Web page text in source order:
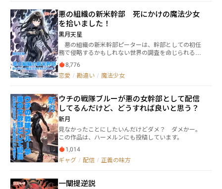
たほぼ同名短編の連載版です。 この小説は小説家に
なろう、カクヨム、ハーメルン等で先行投稿していま
す。
悪の組織の新米幹部 死にかけの魔法少女
を拾いました！
黒月天星
悪の組織の新米幹部ピーターは、幹部としての初任
務で侵略するかもしれない世界の調査を命じられる。
しかしそこは、魔法少女と怪物が戦い合う恐ろしい
世界だった。 そんな中、偶然ピーターは目の前で死
にかける一人の魔法少女を悪の組織として（治療のた
してきなさい」 「（治療の為に色々やらかしたからほ
とぼりが冷めるまで）嫌です！」 これは、悪ではあ
るけど非情には成り切れない新米幹部がつづる調査記
録。 この作品は小説家になろう、カクヨム、ハーメ
ルン等で先行公開しています。
8,776
恋愛 / 勘違い / 魔法少女
ウチの戦隊ブルーが悪の女幹部として配信
してるんだけど、どうすれば良いと思う？
新月
見なかったことにしたいんだけどダメ？ ダメかー。
この作品は、ハーメルンにも投稿しています。
1,014
ギャグ / 配信 / 正義の味方
一闡提逆説